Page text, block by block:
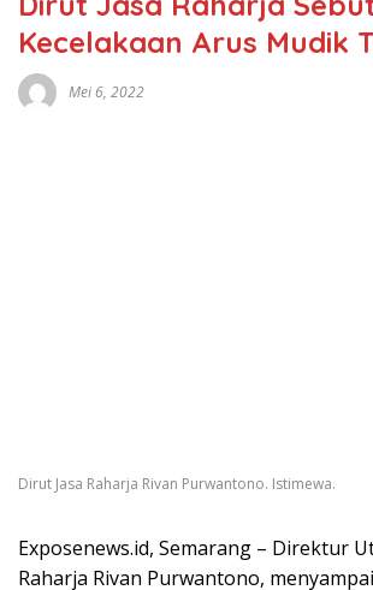
Kecelakaan Arus Mudik
Mei 6, 2022
Dirut Jasa Raharja Rivan Purwantono. Istimewa.
Exposenews.id, Semarang – Direktur
Raharja Rivan Purwantono,